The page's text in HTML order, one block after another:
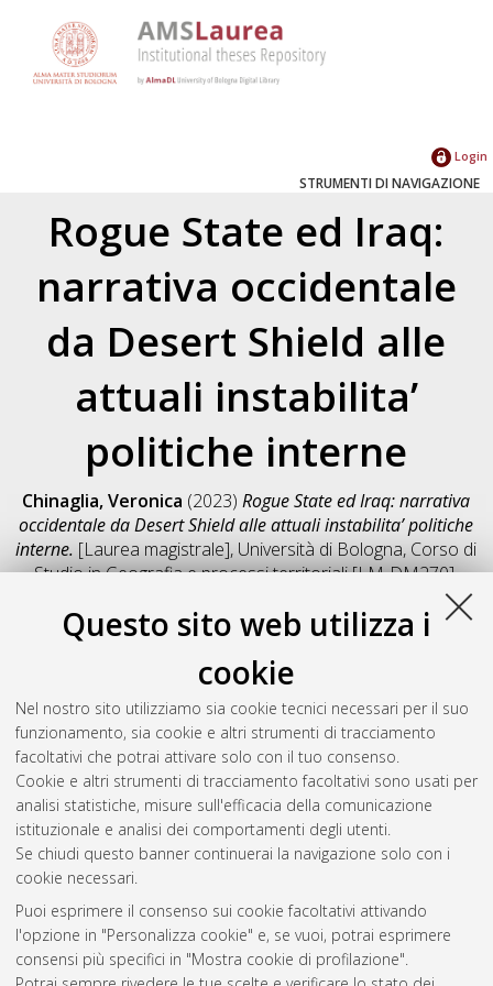
Questo sito web utilizza i
cookie
Nel nostro sito utilizziamo sia cookie tecnici necessari per il suo
funzionamento, sia cookie e altri strumenti di tracciamento
facoltativi che potrai attivare solo con il tuo consenso.
Cookie e altri strumenti di tracciamento facoltativi sono usati per
analisi statistiche, misure sull'efficacia della comunicazione
istituzionale e analisi dei comportamenti degli utenti.
Se chiudi questo banner continuerai la navigazione solo con i
cookie necessari.
Puoi esprimere il consenso sui cookie facoltativi attivando
l'opzione in "Personalizza cookie" e, se vuoi, potrai esprimere
consensi più specifici in "Mostra cookie di profilazione".
Login
STRUMENTI DI NAVIGAZIONE
Rogue State ed Iraq:
narrativa occidentale
da Desert Shield alle
attuali instabilita’
politiche interne
Chinaglia, Veronica (2023)Rogue State ed Iraq: narrativa
occidentale da Desert Shield alle attuali instabilita’ politiche
interne. [Laurea magistrale], Università di Bologna, Corso di
Studio inGeografia e processi territoriali [LM-DM270],
Salva citazione
Condividi
Il full-text non è disponibile per scelta dell'autore. (
Abstract
Altri metadati
Gestione del documento:
Atom
Rss 1.0